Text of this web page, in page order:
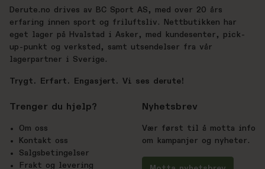
Derute.no drives av BC Sport AS, med over 20 års
erfaring innen sport og friluftsliv. Nettbutikken har
eget lager på Hvalstad i Asker, med kundesenter, pick-
up-punkt og verksted, samt utsendelser fra vår
lagerpartner i Sverige.
Trygt. Erfart. Engasjert. Vi ses derute!
Trenger du hjelp?
Om oss
Kontakt oss
Salgsbetingelser
Frakt og levering
Nyhetsbrev
Vær først til å motta info
om kampanjer og nyheter.